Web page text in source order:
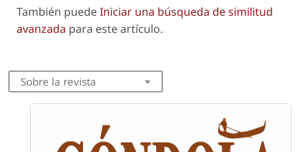
También puedeIniciar una búsqueda de similitud
avanzada para este artículo.
Sobre la revista